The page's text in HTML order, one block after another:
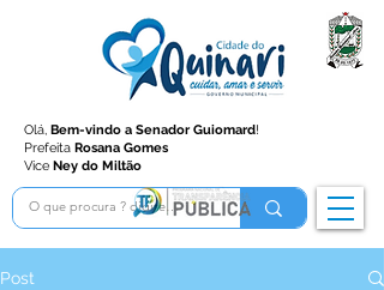
Olá, Bem-vindo a Senador Guiomard!
Prefeita Rosana Gomes
Vice Ney do Miltão
Post